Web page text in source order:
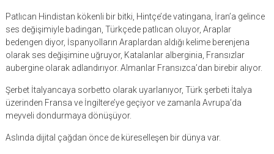
Patlıcan Hindistan kökenli bir bitki, Hintçe’de vatingana, İran’a gelince
ses değişimiyle badingan, Türkçede patlıcan oluyor, Araplar
bedengen diyor, İspanyolların Araplardan aldığı kelime berenjena
olarak ses değişimine uğruyor, Katalanlar alberginia, Fransızlar
aubergine olarak adlandırıyor. Almanlar Fransızca’dan birebir alıyor.
Şerbet İtalyancaya sorbetto olarak uyarlanıyor, Türk şerbeti İtalya
üzerinden Fransa ve İngiltere’ye geçiyor ve zamanla Avrupa’da
meyveli dondurmaya dönüşüyor.
Aslında dijital çağdan önce de küreselleşen bir dünya var.